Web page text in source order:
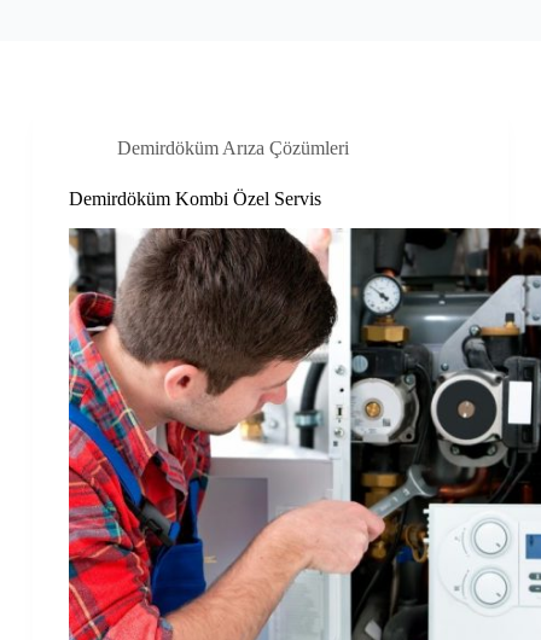
Demirdöküm Arıza Çözümleri
Demirdöküm Kombi Özel Servis